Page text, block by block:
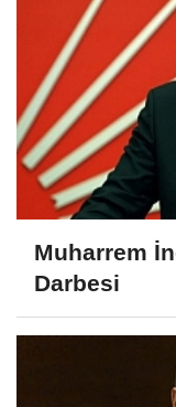
Muharrem
Darbesi